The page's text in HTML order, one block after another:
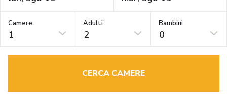
Camere:
1
Adulti
2
Bambini
0
CERCA CAMERE